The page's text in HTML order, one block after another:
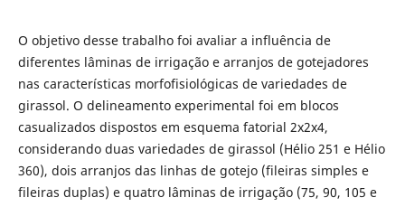
O objetivo desse trabalho foi avaliar a influência de
diferentes lâminas de irrigação e arranjos de gotejadores
nas características morfofisiológicas de variedades de
girassol. O delineamento experimental foi em blocos
casualizados dispostos em esquema fatorial 2x2x4,
considerando duas variedades de girassol (Hélio 251 e Hélio
360), dois arranjos das linhas de gotejo (fileiras simples e
fileiras duplas) e quatro lâminas de irrigação (75, 90, 105 e